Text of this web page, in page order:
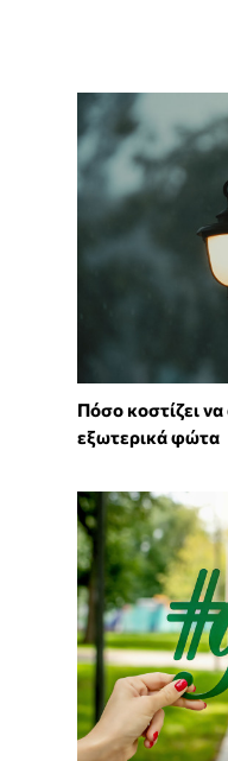
Πόσο κοστίζει
εξωτερικά φώτα